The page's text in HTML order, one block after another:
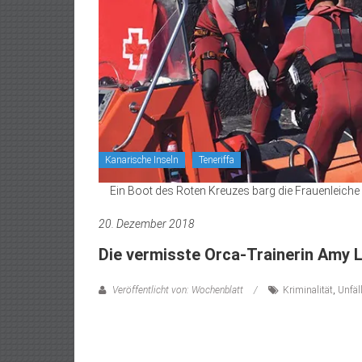
Kanarische Inseln Teneriffa
Ein Boot des Roten Kreuzes barg die
20. Dezember 2018
Die vermisste Orca-Trainerin Amy
Veröffentlicht von: Wochenblatt Kriminalität,